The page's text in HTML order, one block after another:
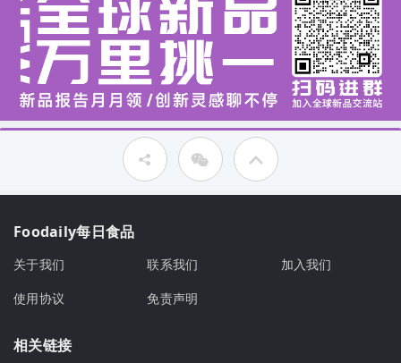
Foodaily每日食品
关于我们 联系我们
加入我们
使用协议
免责声明
相关链接